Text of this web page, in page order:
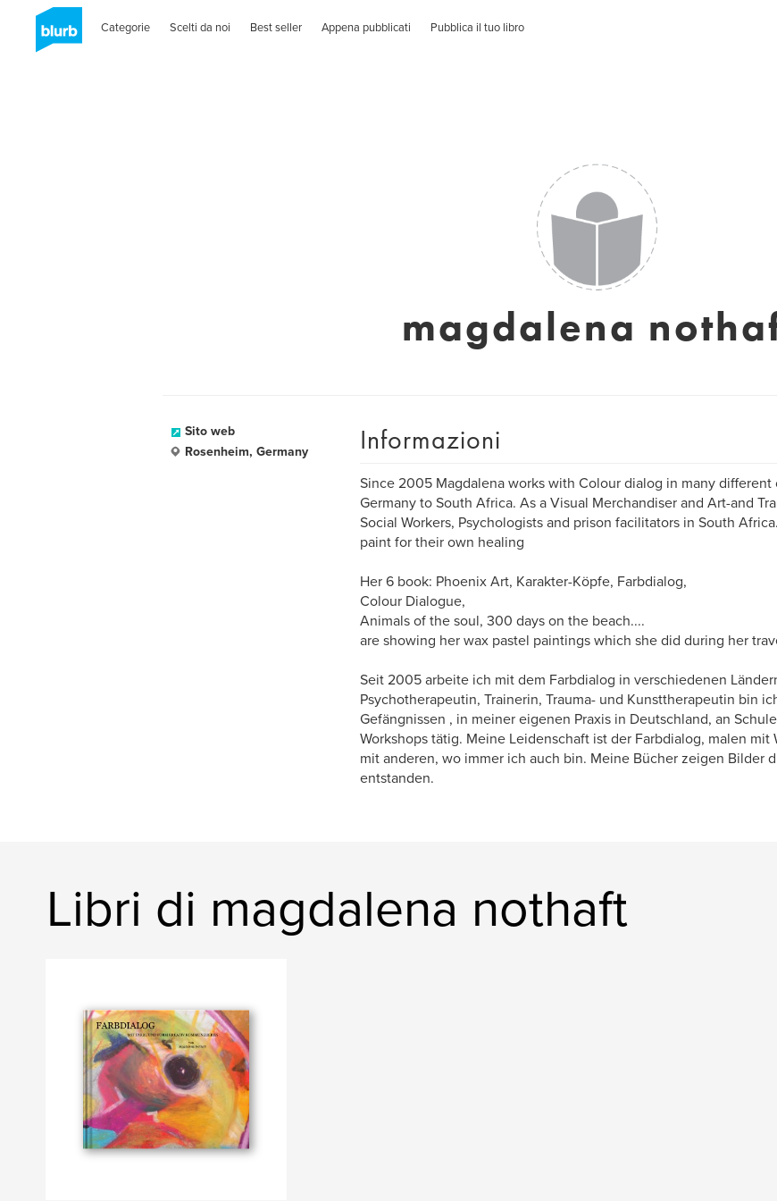
Categorie Scelti da noi Best seller Appena pubblicati Pubblica il tuo libro
magdalena
Sito web
Rosenheim, Germany
Informazioni
Since 2005 Magdalena works with Colour dialog in many
Germany to South Africa. As a Visual Merchandiser and Art-and
Social Workers, Psychologists and prison facilitators in South
paint for their own healing
Her 6 book: Phoenix Art, Karakter-Köpfe, Farbdialog,
Colour Dialogue,
Animals of the soul, 300 days on the beach....
are showing her wax pastel paintings which she did during her
Seit 2005 arbeite ich mit dem Farbdialog in verschiedenen
Psychotherapeutin, Trainerin, Trauma- und Kunsttherapeutin bin
Gefängnissen , in meiner eigenen Praxis in Deutschland, an
Workshops tätig. Meine Leidenschaft ist der Farbdialog, malen mit
mit anderen, wo immer ich auch bin. Meine Bücher zeigen Bilder
entstanden.
Libri di magdalena nothaft